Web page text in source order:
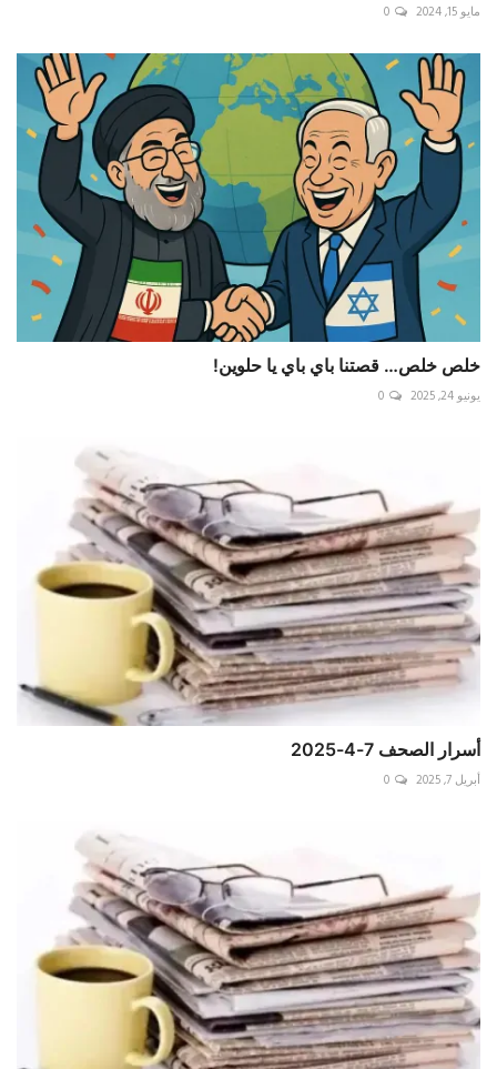
مايو 15, 2024 0
خلص خلص… قصتنا باي باي يا حلوين!
يونيو 24, 2025 0
أسرار الصحف 7-4-2025
أبريل 7, 2025 0